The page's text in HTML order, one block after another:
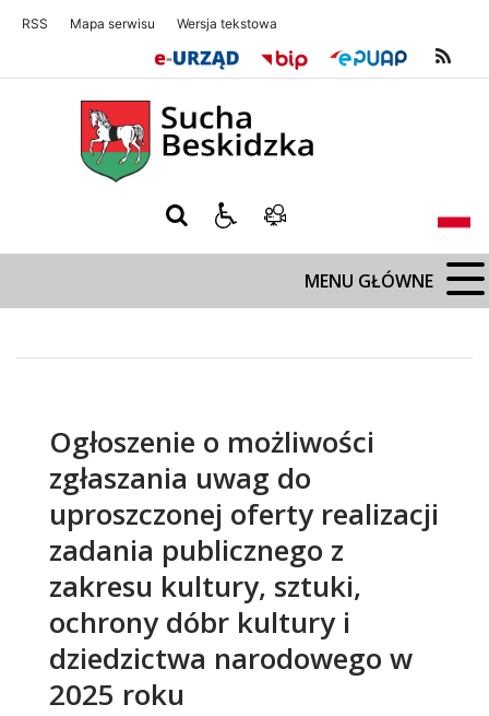
RSS Mapa serwisu Wersja tekstowa
Sucha Beskidzka
MENU GŁÓWNE
Ogłoszenie o możliwości
zgłaszania uwag do
uproszczonej oferty realizacji
zadania publicznego z
zakresu kultury, sztuki,
ochrony dóbr kultury i
dziedzictwa narodowego w
2025 roku